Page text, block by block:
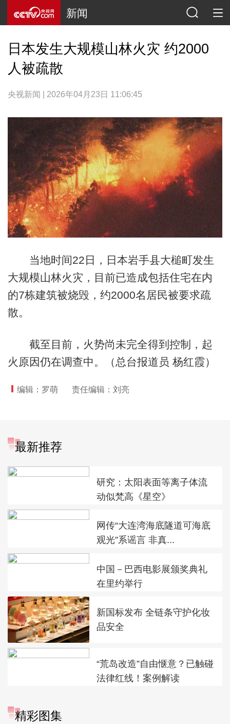
新闻
日本发生大规模山林火灾 约2000
人被疏散
央视新闻 | 2026年04月23日 11:06:45
当地时间22日，日本岩手县大槌町发生
大规模山林火灾，目前已造成包括住宅在内
的7栋建筑被烧毁，约2000名居民被要求疏
散。
截至目前，火势尚未完全得到控制，起
火原因仍在调查中。（总台报道员 杨红霞）
编辑：罗萌 责任编辑：刘亮
最新推荐
研究：太阳表面等离子体流
动似梵高《星空》
网传“大连湾海底隧道可海底
观光”系谣言 非真...
中国－巴西电影展颁奖典礼
在里约举行
新国标发布 全链条守护化妆
品安全
“荒岛改造”自由惬意？已触碰
法律红线！案例解读
精彩图集